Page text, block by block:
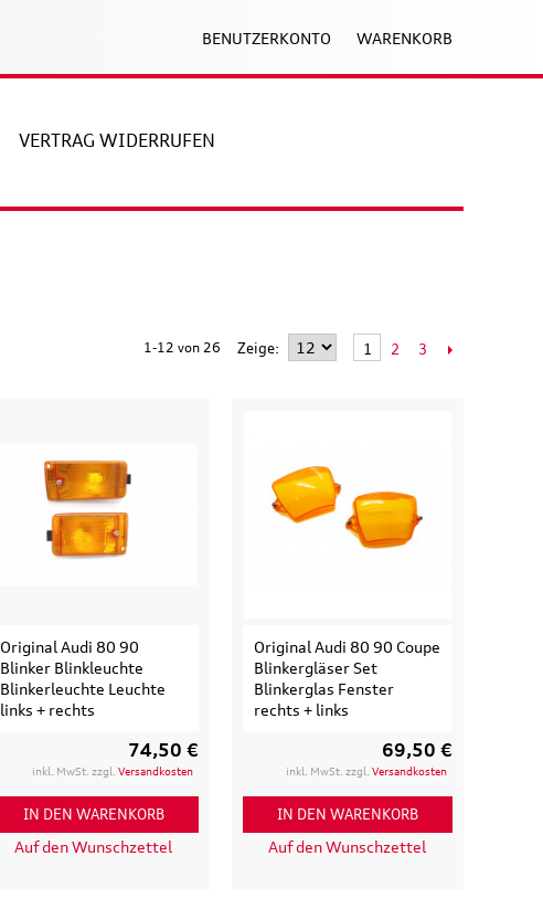
BENUTZERKONTO WARENKORB
VERTRAG WIDERRUFEN
1-12 von 26 Zeige 1 2 3
Original Audi 80 90
Blinker Blinkleuchte
Blinkerleuchte Leuchte
links + rechts
74,50 €
inkl. MwSt. zzgl. Versandkosten
IN DEN WARENKORB
Auf den Wunschzettel
Original Audi 80 90 Coupe
Blinkergläser Set
Blinkerglas Fenster
rechts + links
69,50 €
inkl. MwSt. zzgl. Versandkosten
IN DEN WARENKORB
Auf den Wunschzettel